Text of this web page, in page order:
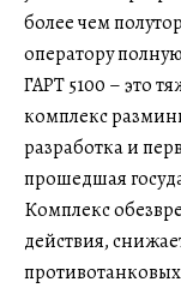
более чем
оператору
ГАРТ 5100 – это
комплекс
разработка и
прошедшая
Комплекс
действия,